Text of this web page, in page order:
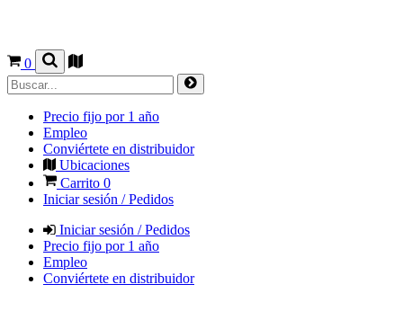
0
Precio fijo por 1 año
Empleo
Conviértete en distribuidor
Ubicaciones
Carrito 0
Iniciar sesión / Pedidos
Iniciar sesión / Pedidos
Precio fijo por 1 año
Empleo
Conviértete en distribuidor